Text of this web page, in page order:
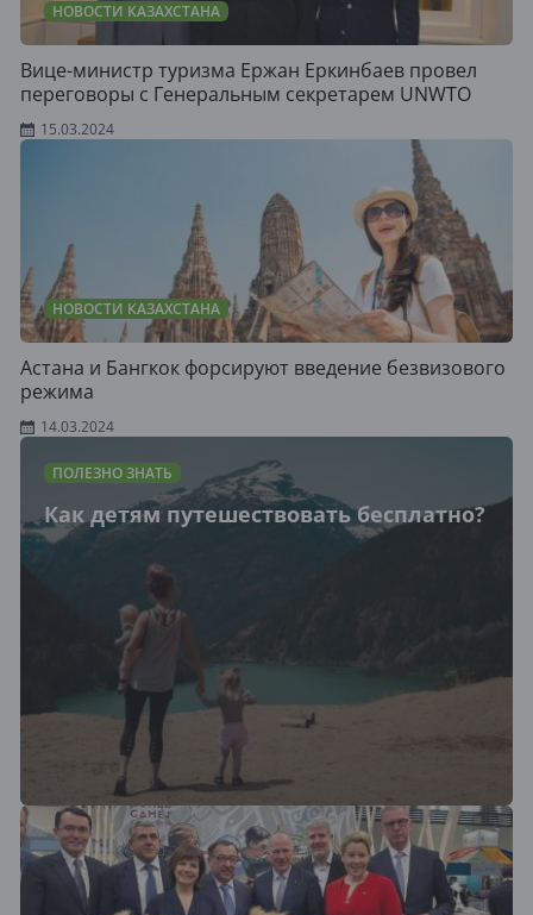
НОВОСТИ КАЗАХСТАНА
Вице-министр туризма Ержан Еркинбаев провел
переговоры с Генеральным секретарем UNWTO
15.03.2024
НОВОСТИ КАЗАХСТАНА
Астана и Бангкок форсируют введение безвизового
режима
14.03.2024
ПОЛЕЗНО ЗНАТЬ
Как детям путешествовать бесплатно?